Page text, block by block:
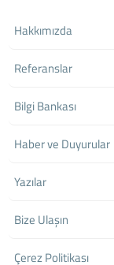
Hakkımızda
Referanslar
Bilgi Bankası
Haber ve Duyurular
Yazılar
Bize Ulaşın
Çerez Politikası